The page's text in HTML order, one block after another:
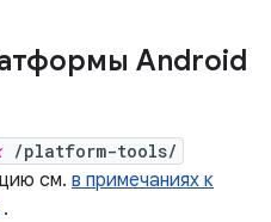
Android
/platform-tools/
см. в примечаниях к
.